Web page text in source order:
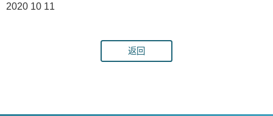
2020 10 11
返回